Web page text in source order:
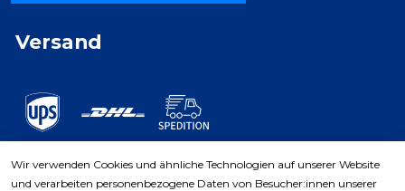
Versand
Wir verwenden Cookies und ähnliche Technologien auf unserer Website
und verarbeiten personenbezogene Daten von Besucher:innen unserer